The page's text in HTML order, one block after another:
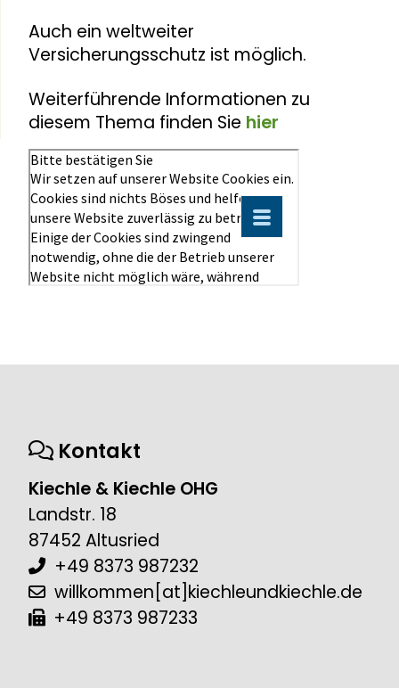
Auch ein weltweiter
Versicherungsschutz ist möglich.
Weiterführende Informationen zu
diesem Thema finden Sie hier
Kontakt
Kiechle & Kiechle OHG
Landstr. 18
87452 Altusried
+49 8373 987232
willkommen[at]kiechleundkiechle.de
+49 8373 987233